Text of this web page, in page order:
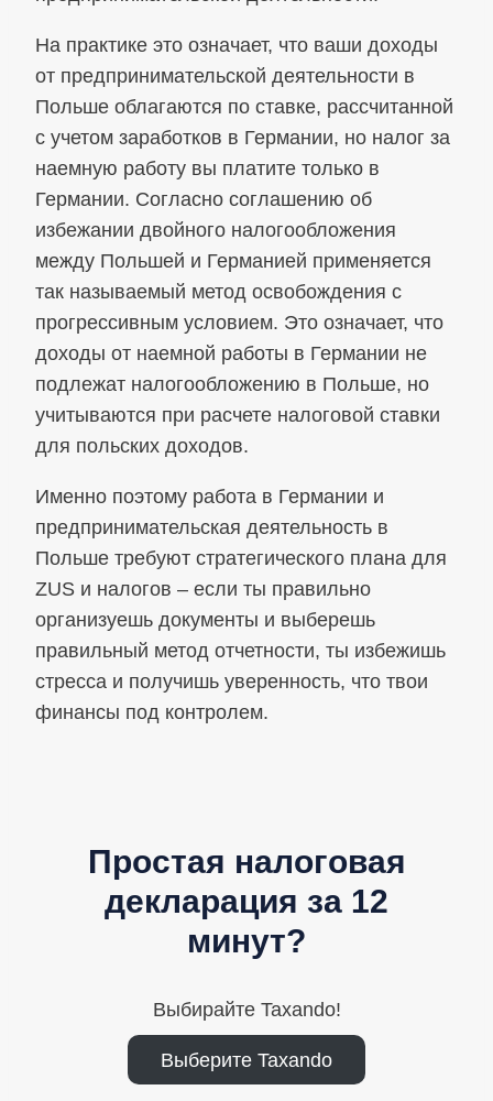
На практике это означает, что ваши доходы
от предпринимательской деятельности в
Польше облагаются по ставке, рассчитанной
с учетом заработков в Германии, но налог за
наемную работу вы платите только в
Германии. Согласно соглашению об
избежании двойного налогообложения
между Польшей и Германией применяется
так называемый метод освобождения с
прогрессивным условием. Это означает, что
доходы от наемной работы в Германии не
подлежат налогообложению в Польше, но
учитываются при расчете налоговой ставки
для польских доходов.
Именно поэтому работа в Германии и
предпринимательская деятельность в
Польше требуют стратегического плана для
ZUS и налогов – если ты правильно
организуешь документы и выберешь
правильный метод отчетности, ты избежишь
стресса и получишь уверенность, что твои
финансы под контролем.
Простая налоговая
декларация за 12
минут?
Выбирайте Taxando!
Выберите Taxando